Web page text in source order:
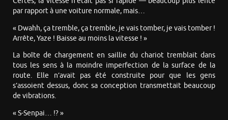
par rapport à une voiture normale, mais…
« Dwahh, ça tremble, ça tremble, je vais tomber, je vais tomber !
Arrête, Yaze ! Baisse au moins la vitesse ! »
La boîte de chargement en saillie du chariot tremblait dans
tous les sens à la moindre imperfection de la surface de la
route. Elle n’avait pas été construite pour que les gens
s’assoient dessus, donc sa conception transmettait beaucoup
de vibrations.
« S-Senpai… !? »